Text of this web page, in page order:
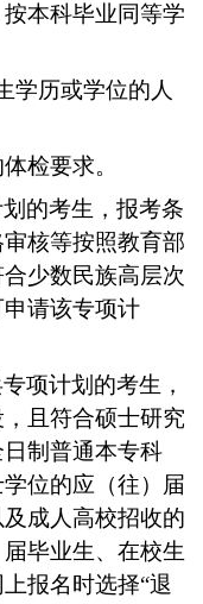
本科毕业同等学
学历或学位的人
检要求。
的考生，报考条
核等按照教育部
少数民族高层次
请该专项计
项计划的考生，
且符合硕士研究
制普通本专科
学位的应（往）届
成人高校招收的
毕业生、在校生
报名时选择“退